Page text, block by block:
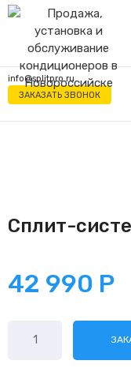
Перейти
содержимому
info@splitpro.ru
ЗАКАЗАТЬ ЗВОНОК
Сплит-
42 990 Р
товара